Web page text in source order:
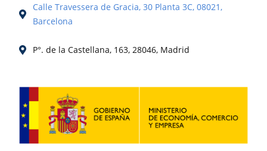
Calle Travessera de Gracia, 30 Planta 3C, 08021,
Barcelona
P°. de la Castellana, 163, 28046, Madrid